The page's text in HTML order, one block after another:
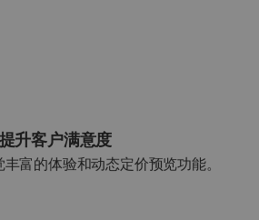
提升客户满意度
富的体验和动态定价预览功能。